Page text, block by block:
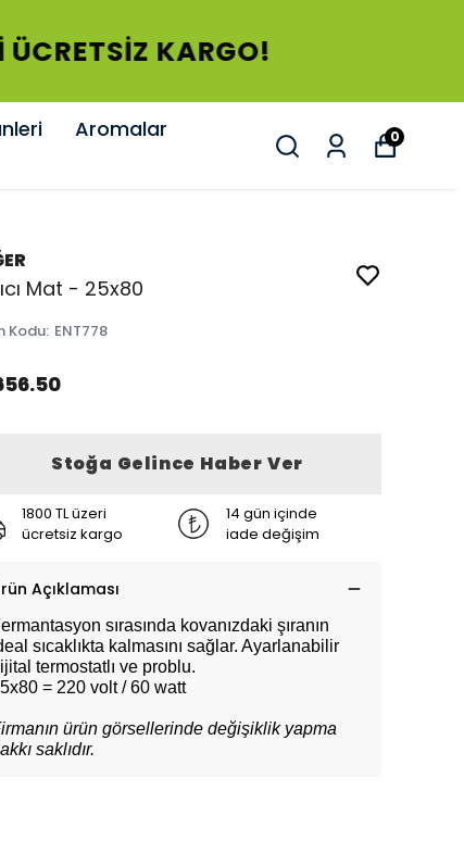
KARGO!
Aromalar
0
Mat - 25x80
Kodu: ENT778
Stoğa Gelince Haber Ver
1800 TL üzeri
ücretsiz kargo
14 gün içinde
iade değişim
Açıklaması
sırasında kovanızdaki şıranın
sıcaklıkta kalmasını sağlar. Ayarlanabilir
termostatlı ve problu.
= 220 volt / 60 watt
ürün görsellerinde değişiklik yapma
saklıdır.